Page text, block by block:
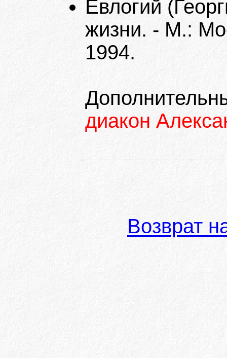
Евлогий
жизни. - М.:
1994.
диакон
Возврат